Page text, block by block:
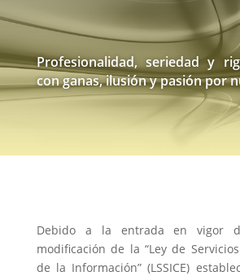
Profesionalidad, seriedad y
con ganas, ilusión y pasión por
Debido a la entrada en vigor
modificación de la “Ley de
de la Información” (LSSICE)